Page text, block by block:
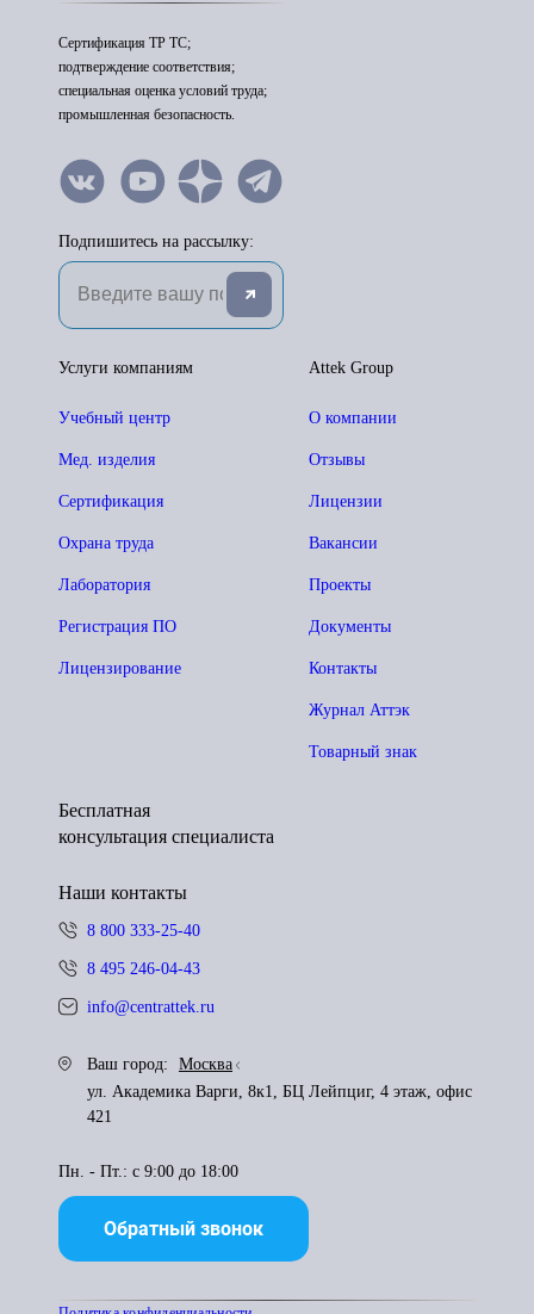
Сертификация ТР ТС;
подтверждение соответствия;
специальная оценка условий труда;
промышленная безопасность.
Подпишитесь на рассылку:
Attek Group
О компании
Отзывы
Лицензии
Вакансии
Проекты
Документы
Контакты
Журнал Аттэк
Товарный знак
Услуги компаниям
Учебный центр
Мед. изделия
Сертификация
Охрана труда
Лаборатория
Регистрация ПО
Лицензирование
Бесплатная
консультация специалиста
Наши контакты
8 800 333-25-40
8 495 246-04-43
info@centrattek.ru
Ваш город:
Москва
ул. Академика Варги, 8к1, БЦ Лейпциг, 4 этаж, офис
421
Пн. - Пт.: с 9:00 до 18:00
Обратный звонок